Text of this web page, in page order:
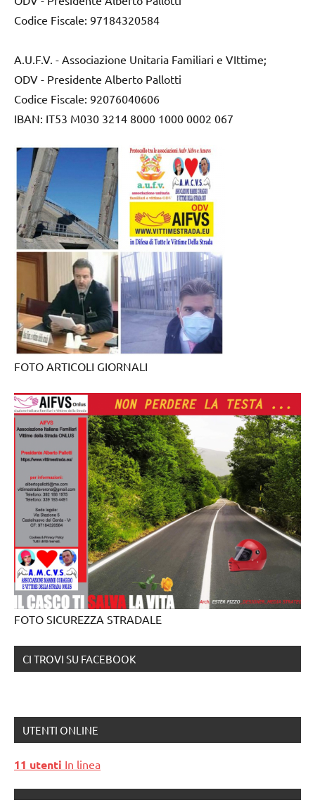
Codice Fiscale: 97184320584
A.U.F.V. - Associazione Unitaria Familiari e VIttime;
ODV - Presidente Alberto Pallotti
Codice Fiscale: 92076040606
IBAN: IT53 M030 3214 8000 1000 0002 067
FOTO ARTICOLI GIORNALI
FOTO SICUREZZA STRADALE
CI TROVI SU FACEBOOK
UTENTI ONLINE
11 utenti In linea